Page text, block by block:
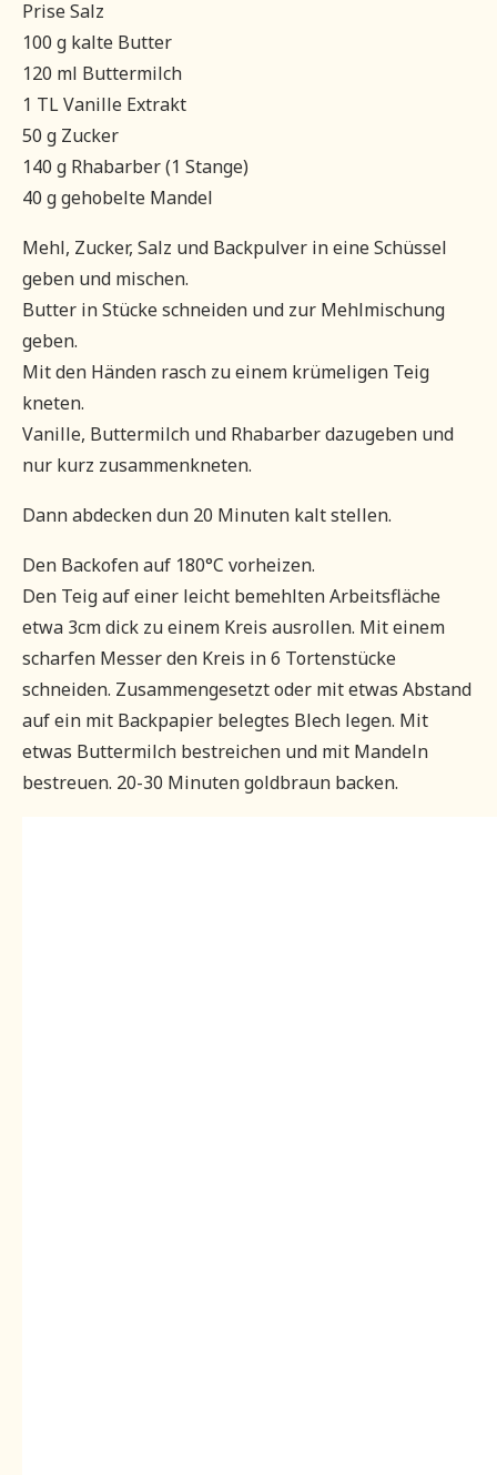
Prise Salz
100 g kalte Butter
120 ml Buttermilch
1 TL Vanille Extrakt
50 g Zucker
140 g Rhabarber (1 Stange)
40 g gehobelte Mandel
Mehl, Zucker, Salz und Backpulver in eine Schüssel
geben und mischen.
Butter in Stücke schneiden und zur Mehlmischung
geben.
Mit den Händen rasch zu einem krümeligen Teig
kneten.
Vanille, Buttermilch und Rhabarber dazugeben und
nur kurz zusammenkneten.
Dann abdecken dun 20 Minuten kalt stellen.
Den Backofen auf 180°C vorheizen.
Den Teig auf einer leicht bemehlten Arbeitsfläche
etwa 3cm dick zu einem Kreis ausrollen. Mit einem
scharfen Messer den Kreis in 6 Tortenstücke
schneiden. Zusammengesetzt oder mit etwas Abstand
auf ein mit Backpapier belegtes Blech legen. Mit
etwas Buttermilch bestreichen und mit Mandeln
bestreuen. 20-30 Minuten goldbraun backen.